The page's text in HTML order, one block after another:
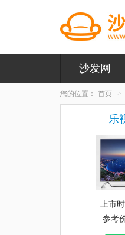
沙发网
您的位置： 首页
乐
上市
参考